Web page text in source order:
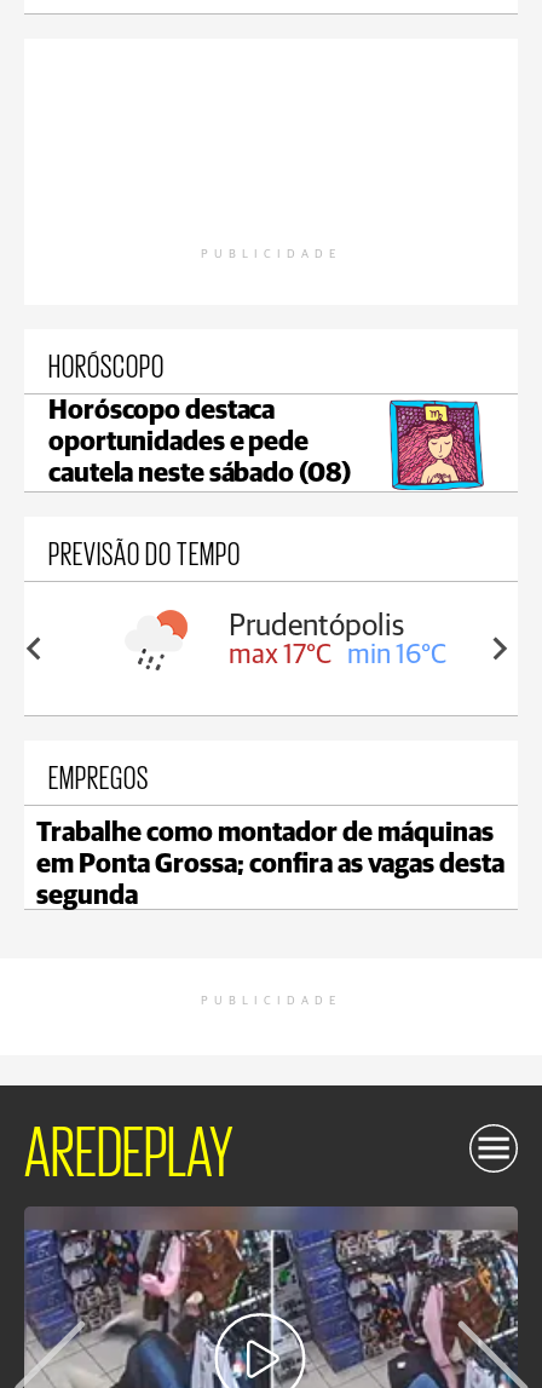
PUBLICIDADE
HORÓSCOPO
Horóscopo destaca
oportunidades e pede
cautela neste sábado (08)
PREVISÃO DO TEMPO
16°C
Ivaí
max 18°C min 17°C
EMPREGOS
Trabalhe como montador de máquinas
em Ponta Grossa; confira as vagas desta
segunda
PUBLICIDADE
AREDEPLAY